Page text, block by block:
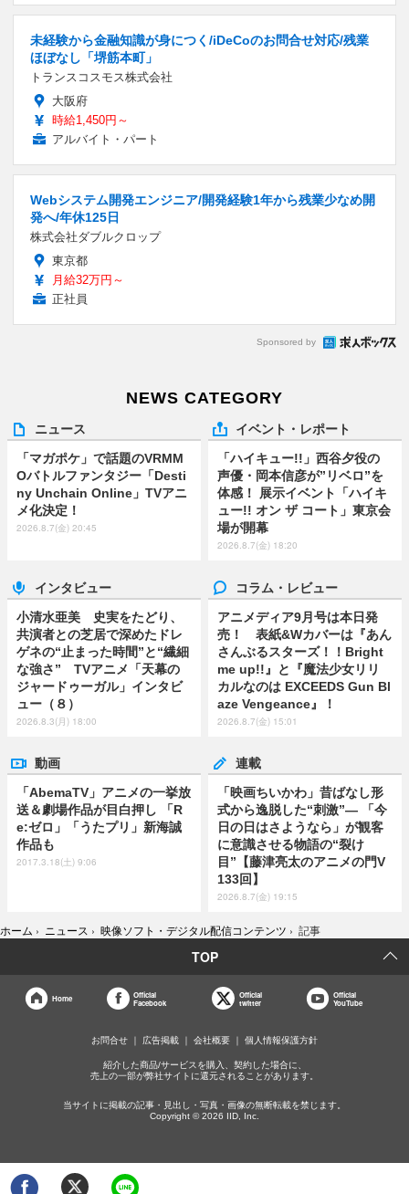
未経験から金融知識が身につく/iDeCoのお問合せ対応/残業
ほぼなし「堺筋本町」
トランスコスモス株式会社
大阪府
時給1,450円～
アルバイト・パート
Webシステム開発エンジニア/開発経験1年から残業少なめ開
発へ/年休125日
株式会社ダブルクロップ
東京都
月給32万円～
正社員
Sponsored by
NEWS CATEGORY
ニュース
「マガポケ」で話題のVRMM
Oバトルファンタジー「Desti
ny Unchain Online」TVアニ
メ化決定！
2026.8.7(金) 20:45
イベント・レポート
「ハイキュー!!」西谷夕役の
声優・岡本信彦が”リベロ”を
体感！ 展示イベント「ハイキ
ュー!! オン ザ コート」東京会
場が開幕
2026.8.7(金) 18:20
インタビュー
小清水亜美 史実をたどり、
共演者との芝居で深めたドレ
ゲネの“止まった時間”と“繊細
な強さ” TVアニメ「天幕の
ジャードゥーガル」インタビ
ュー（８）
2026.8.3(月) 18:00
コラム・レビュー
アニメディア9月号は本日発
売！ 表紙&Wカバーは『あん
さんぶるスターズ！！Bright
me up!!』と『魔法少女リリ
カルなのは EXCEEDS Gun Bl
aze Vengeance』！
2026.8.7(金) 15:01
動画
「AbemaTV」アニメの一挙放
送＆劇場作品が目白押し 「R
e:ゼロ」「うたプリ」新海誠
作品も
2017.3.18(土) 9:06
連載
「映画ちいかわ」昔ばなし形
式から逸脱した“刺激”― 「今
日の日はさようなら」が観客
に意識させる物語の“裂け
目”【藤津亮太のアニメの門V
133回】
2026.8.7(金) 19:15
ホーム › ニュース › 映像ソフト・デジタル配信コンテンツ › 記事
TOP
Home
Official
Facebook
Official
twitter
Official
YouTube
お問合せ 広告掲載 会社概要 個人情報保護方針
紹介した商品/サービスを購入、契約した場合に、
売上の一部が弊社サイトに還元されることがあります。
当サイトに掲載の記事・見出し・写真・画像の無断転載を禁じます。
Copyright © 2026 IID, Inc.